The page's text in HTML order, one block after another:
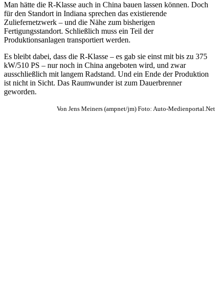
Man hätte die R-Klasse auch in China bauen lassen können. Doch
für den Standort in Indiana sprechen das existierende
Zuliefernetzwerk – und die Nähe zum bisherigen
Fertigungsstandort. Schließlich muss ein Teil der
Produktionsanlagen transportiert werden.
Es bleibt dabei, dass die R-Klasse – es gab sie einst mit bis zu 375
kW/510 PS – nur noch in China angeboten wird, und zwar
ausschließlich mit langem Radstand. Und ein Ende der Produktion
ist nicht in Sicht. Das Raumwunder ist zum Dauerbrenner
geworden.
Von Jens Meiners (ampnet/jm) Foto: Auto-Medienportal.Net